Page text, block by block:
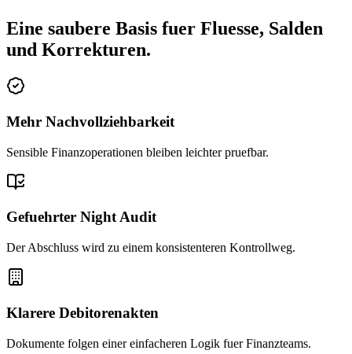
Eine saubere Basis fuer Fluesse, Salden
und Korrekturen.
Mehr Nachvollziehbarkeit
Sensible Finanzoperationen bleiben leichter pruefbar.
Gefuehrter Night Audit
Der Abschluss wird zu einem konsistenteren Kontrollweg.
Klarere Debitorenakten
Dokumente folgen einer einfacheren Logik fuer Finanzteams.